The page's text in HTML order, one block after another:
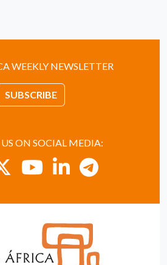
WEEKLY NEWSLETTER
SUBSCRIBE
ON SOCIAL MEDIA: